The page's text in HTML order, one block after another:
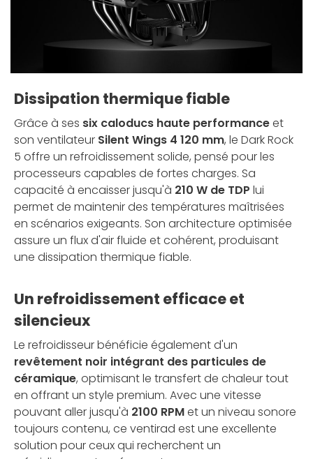
Dissipation thermique fiable
Grâce à ses six caloducs haute performanceet
son ventilateur Silent Wings 4 120 mm, le Dark Rock
5 offre un refroidissement solide, pensé pour les
processeurs capables de fortes charges. Sa
capacité à encaisser jusqu'à 210 W de TDP lui
permet de maintenir des températures maîtrisées
en scénarios exigeants. Son architecture optimisée
assure un flux d'air fluide et cohérent, produisant
une dissipation thermique fiable.
Un refroidissement efficace et
silencieux
Le refroidisseur bénéficie également d'un
revêtement noir intégrant des particules de
céramique, optimisant le transfert de chaleur tout
en offrant un style premium. Avec une vitesse
pouvant aller jusqu'à 2100 RPMet un niveau sonore
toujours contenu, ce ventirad est une excellente
solution pour ceux qui recherchent un